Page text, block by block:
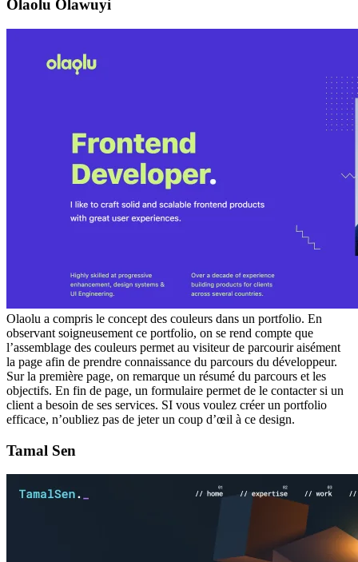
Olaolu Olawuyi
Olaolu a compris le concept des couleurs dans un portfolio. En
observant soigneusement ce portfolio, on se rend compte que
l’assemblage des couleurs permet au visiteur de parcourir aisément
la page afin de prendre connaissance du parcours du développeur.
Sur la première page, on remarque un résumé du parcours et les
objectifs. En fin de page, un formulaire permet de le contacter si un
client a besoin de ses services. SI vous voulez créer un portfolio
efficace, n’oubliez pas de jeter un coup d’œil à ce design.
Tamal Sen